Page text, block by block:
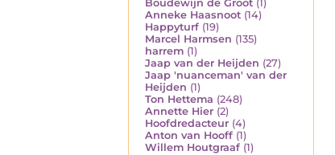
Boudewijn de Groot (1)
Anneke Haasnoot (14)
Happyturf (19)
Marcel Harmsen (135)
harrem (1)
Jaap van der Heijden (27)
Jaap 'nuanceman' van der
Heijden (1)
Ton Hettema (248)
Annette Hier (2)
Hoofdredacteur (4)
Anton van Hooff (1)
Willem Houtgraaf (1)